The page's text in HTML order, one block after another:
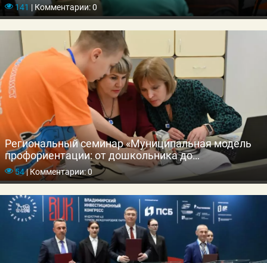
141 |Комментарии: 0
Региональный семинар «Муниципальная модель
профориентации: от дошкольника до
профессионала» прошёл в Гусь-Хрустальном
округе
54|Комментарии: 0